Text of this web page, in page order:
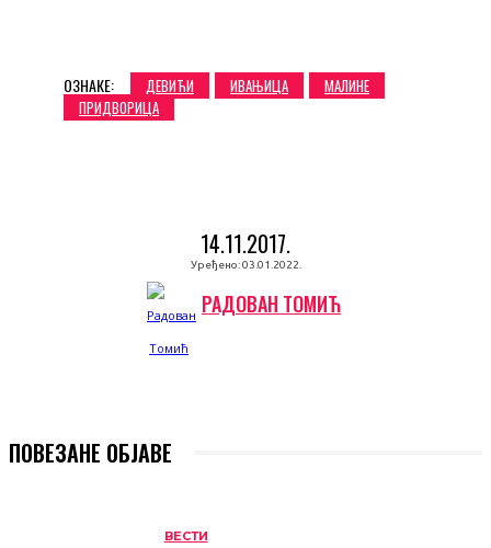
ОЗНАКЕ: ДЕВИЋИ ИВАЊИЦА
МАЛИНЕ
ПРИДВОРИЦА
14.11.2017.
Уређено: 03.01.2022.
РАДОВАН ТОМИЋ
ПОВЕЗАНЕ ОБЈАВЕ
ВЕСТИ